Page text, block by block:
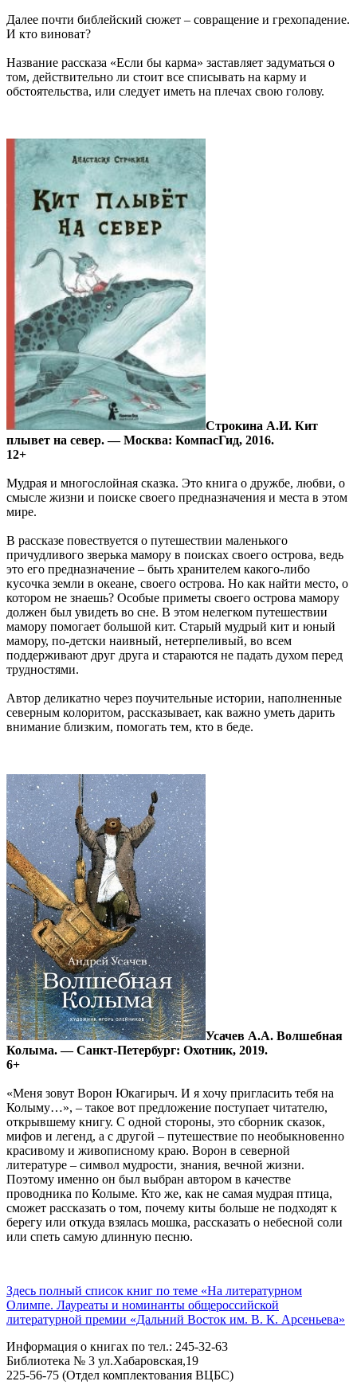
Далее почти библейский сюжет – совращение и грехопадение.
И кто виноват?
Название рассказа «Если бы карма» заставляет задуматься о
том, действительно ли стоит все списывать на карму и
обстоятельства, или следует иметь на плечах свою голову.
Строкина А.И. Кит
плывет на север. — Москва: КомпасГид, 2016.
12+
Мудрая и многослойная сказка. Это книга о дружбе, любви, о
смысле жизни и поиске своего предназначения и места в этом
мире.
В рассказе повествуется о путешествии маленького
причудливого зверька мамору в поисках своего острова, ведь
это его предназначение – быть хранителем какого-либо
кусочка земли в океане, своего острова. Но как найти место, о
котором не знаешь? Особые приметы своего острова мамору
должен был увидеть во сне. В этом нелегком путешествии
мамору помогает большой кит. Старый мудрый кит и юный
мамору, по-детски наивный, нетерпеливый, во всем
поддерживают друг друга и стараются не падать духом перед
трудностями.
Автор деликатно через поучительные истории, наполненные
северным колоритом, рассказывает, как важно уметь дарить
внимание близким, помогать тем, кто в беде.
Усачев А.А. Волшебная
Колыма. — Санкт-Петербург: Охотник, 2019.
6+
«Меня зовут Ворон Юкагирыч. И я хочу пригласить тебя на
Колыму…», – такое вот предложение поступает читателю,
открывшему книгу. С одной стороны, это сборник сказок,
мифов и легенд, а с другой – путешествие по необыкновенно
красивому и живописному краю. Ворон в северной
литературе – символ мудрости, знания, вечной жизни.
Поэтому именно он был выбран автором в качестве
проводника по Колыме. Кто же, как не самая мудрая птица,
сможет рассказать о том, почему киты больше не подходят к
берегу или откуда взялась мошка, рассказать о небесной соли
или спеть самую длинную песню.
Здесь полный список книг по теме «На литературном
Олимпе. Лауреаты и номинанты общероссийской
литературной премии «Дальний Восток им. В. К. Арсеньева»
Информация о книгах по тел.: 245-32-63
Библиотека № 3 ул.Хабаровская,19
225-56-75 (Отдел комплектования ВЦБС)